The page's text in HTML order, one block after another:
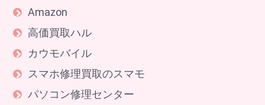
Amazon
高価買取ハル
カウモバイル
スマホ修理買取のスマモ
パソコン修理センター